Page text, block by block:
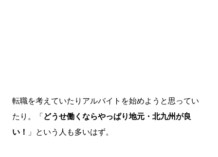
転職を考えていたりアルバイトを始めようと思ってい
たり。「どうせ働くならやっぱり地元・北九州が良
い！ 」という人も多いはず。